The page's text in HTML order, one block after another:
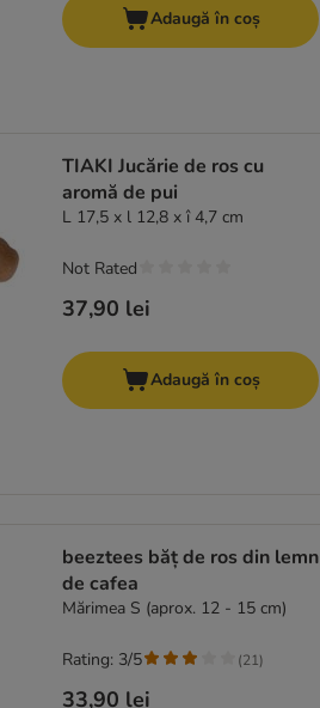
Adaugă în coș
TIAKI Jucărie de ros cu
aromă de pui
L 17,5 x l 12,8 x î 4,7 cm
37,90 lei
Not Rated
Adaugă în coș
beeztees băț de ros din lemn
de cafea
Mărimea S (aprox. 12 - 15 cm)
33,90 lei
Rating: 3/5 (21)